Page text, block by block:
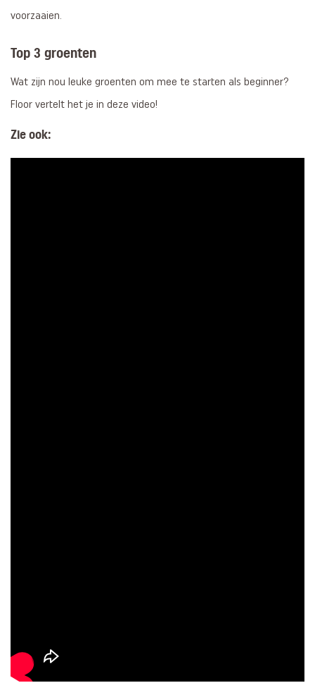
voorzaaien.
Top 3 groenten
Wat zijn nou leuke groenten om mee te starten als beginner?
Floor vertelt het je in deze video!
Zie ook: